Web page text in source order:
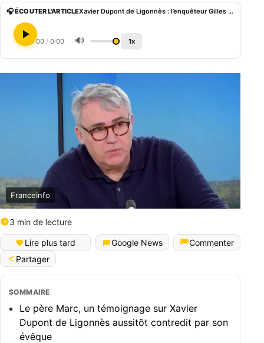
🎧 ÉCOUTER L'ARTICLE Xavier Dupont de Ligonnès : l’enquêteur Gilles Galloux admet que c’était fumeux
0:00 / 0:00 🔊 1x
Franceinfo
3 min de lecture
Lire plus tard Google News
Commenter
Partager
SOMMAIRE
Le père Marc, un témoignage sur Xavier
Dupont de Ligonnès aussitôt contredit par son
évêque